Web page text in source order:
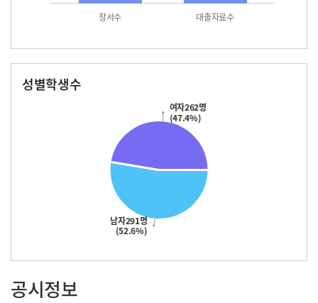
장서수 대출자료수
성별학생수
남자291명
(52.6%)
여자262명
(47.4%)
공시정보